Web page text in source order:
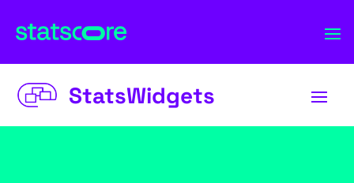
StatsWidgets